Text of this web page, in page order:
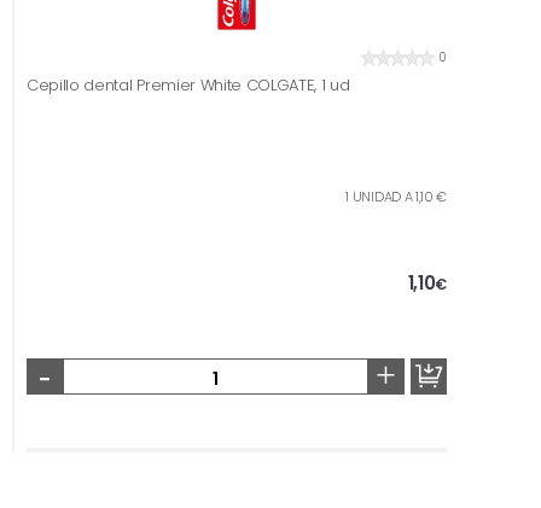
0
Cepillo dental Premier White COLGATE, 1 ud
1 UNIDAD A 1,10 €
1,10€
- +